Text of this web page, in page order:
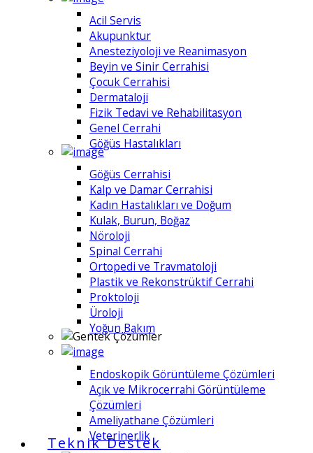
Acil Servis
Akupunktur
Anesteziyoloji ve Reanimasyon
Beyin ve Sinir Cerrahisi
Çocuk Cerrahisi
Dermataloji
Fizik Tedavi ve Rehabilitasyon
Genel Cerrahi
Göğüs Hastalıkları
Göğüs Cerrahisi
Kalp ve Damar Cerrahisi
Kadın Hastalıkları ve Doğum
Kulak, Burun, Boğaz
Nöroloji
Spinal Cerrahi
Ortopedi ve Travmatoloji
Plastik ve Rekonstrüktif Cerrahi
Proktoloji
Üroloji
Yoğun Bakım
Endoskopik Görüntüleme Çözümleri
Açık ve Mikrocerrahi Görüntüleme
Çözümleri
Ameliyathane Çözümleri
Veterinerlik
Teknik Destek